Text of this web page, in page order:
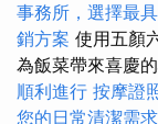
事務所，選擇最
銷方案 使用五顏
為飯菜帶來喜慶
順利進行 按摩證
您的日常清潔需求